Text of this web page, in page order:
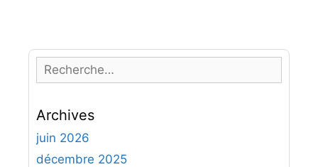
e
h
e
r
Archives
juin 2026
décembre 2025